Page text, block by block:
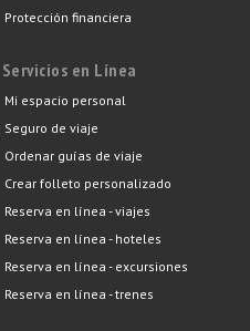
Protección financiera
Servicios en Línea
Mi espacio personal
Seguro de viaje
Ordenar guías de viaje
Crear folleto personalizado
Reserva en línea - viajes
Reserva en línea - hoteles
Reserva en línea - excursiones
Reserva en línea - trenes